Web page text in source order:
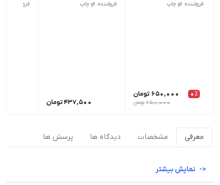
فروشنده: الو چاپ
0٪ 650,000 تومان
650,000 تومان
فروشنده: الو چاپ
437,500تومان
فروشنده: الو
معرفی مشخصات دیدگاه ها پرسش ها